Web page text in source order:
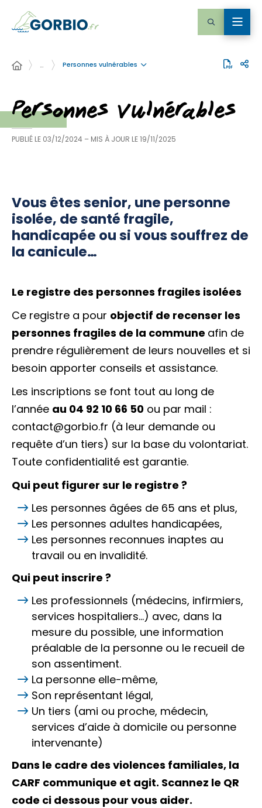
… Personnes vulnérables
Personnes vulnérables
PUBLIÉ LE 03/12/2024 – MIS À JOUR LE19/11/2025
Vous êtes senior, une personne
isolée, de santé fragile,
handicapée ou si vous souffrez de
la canicule…
Le registre des personnes fragiles isolées
Ce registre a pour objectif de recenser les
personnes fragiles de la commune afin de
prendre régulièrement de leurs nouvelles et si
besoin apporter conseils et assistance.
Les inscriptions se font tout au long de
l’année au 04 92 10 66 50 ou par mail :
contact@gorbio.fr (à leur demande ou
requête d’un tiers) sur la base du volontariat.
Toute confidentialité est garantie.
Qui peut figurer sur le registre ?
Les personnes âgées de 65 ans et plus,
Les personnes adultes handicapées,
Les personnes reconnues inaptes au
travail ou en invalidité.
Qui peut inscrire ?
Les professionnels (médecins, infirmiers,
services hospitaliers…) avec, dans la
mesure du possible, une information
préalable de la personne ou le recueil de
son assentiment.
La personne elle-même,
Son représentant légal,
Un tiers (ami ou proche, médecin,
services d’aide à domicile ou personne
intervenante)
Dans le cadre des violences familiales, la
CARF communique et agit. Scannez le QR
code ci dessous pour vous aider.